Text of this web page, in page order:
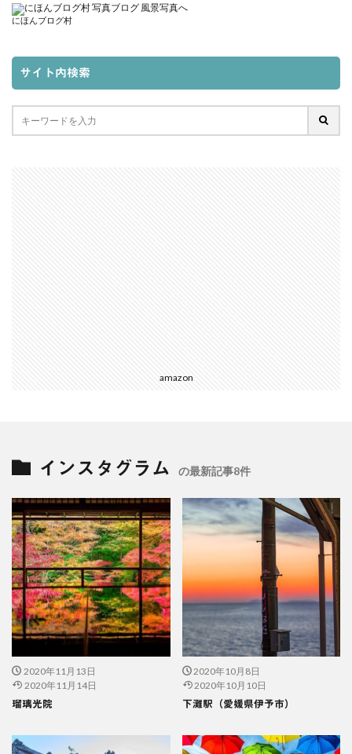
にほんブログ村
サイト内検索
amazon
インスタグラム の最新記事8件
2020年11月13日
2020年11月14日
瑠璃光院
2020年10月8日
2020年10月10日
下灘駅（愛媛県伊予市）